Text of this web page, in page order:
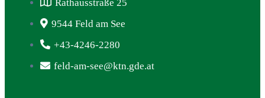
Rathausstraße 25
9544 Feld am See
+43-4246-2280
feld-am-see@ktn.gde.at